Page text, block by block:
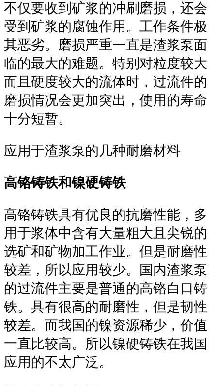
不仅要收到矿浆的冲刷磨损，还会
受到矿浆的腐蚀作用。工作条件极
其恶劣。磨损严重一直是渣浆泵面
临的最大的难题。特别对粒度较大
而且硬度较大的流体时，过流件的
磨损情况会更加突出，使用的寿命
十分短暂。
应用于渣浆泵的几种耐磨材料
高铬铸铁和镍硬铸铁
高铬铸铁具有优良的抗磨性能，多
用于浆体中含有大量粗大且尖锐的
选矿和矿物加工作业。但是耐磨性
较差，所以应用较少。国内渣浆泵
的过流件主要是普通的高铬白口铸
铁。具有很高的耐磨性，但是韧性
较差。而我国的镍资源稀少，价值
一直比较高。所以镍硬铸铁在我国
应用的不太广泛。